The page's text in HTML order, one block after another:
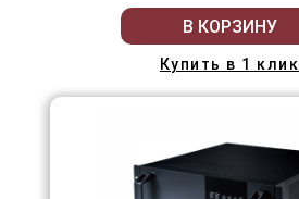
В КОРЗИНУ
Купить в 1 клик